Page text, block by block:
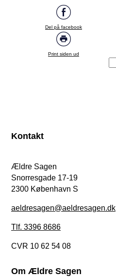
Del på facebook
Print siden ud
Kontakt
Ældre Sagen
Snorresgade 17-19
2300 København S
aeldresagen@aeldresagen.dk
Tlf. 3396 8686
CVR 10 62 54 08
Om Ældre Sagen